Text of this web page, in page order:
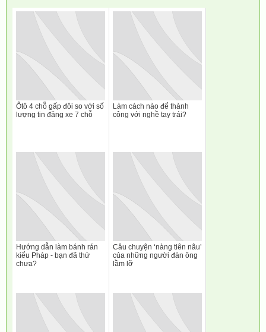
Ôtô 4 chỗ gấp đôi so với số
lượng tin đăng xe 7 chỗ
Làm cách nào để thành
công với nghề tay trái?
Hướng dẫn làm bánh rán
kiểu Pháp - bạn đã thử
chưa?
Câu chuyện ‘nàng tiên nâu’
của những người đàn ông
lầm lỡ